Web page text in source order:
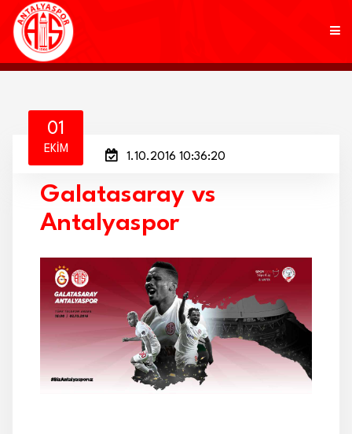
KULÜP
AKADEMİ
MARKALAR
TARAFTAR
BRANŞLAR
İLETİŞİM
01
EKIM
1.10.2016 10:36:20
Galatasaray vs
Antalyaspor